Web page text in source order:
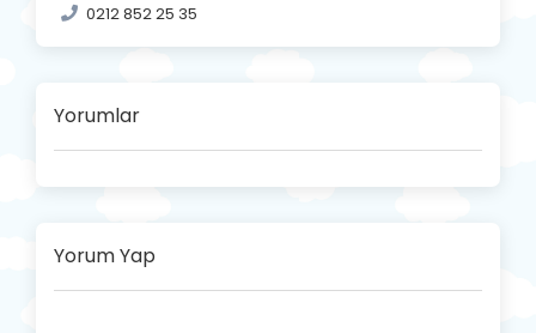
0212 852 25 35
Yorumlar
Yorum Yap